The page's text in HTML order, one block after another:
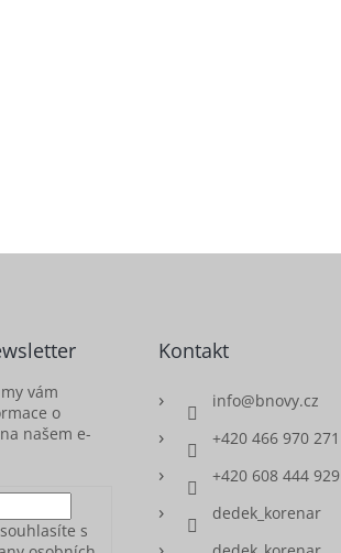
vám
o
našem e-
s
Kontakt
info@bnovy.cz
+420 466 970 271
+420 608 444 929
dedek_korenar